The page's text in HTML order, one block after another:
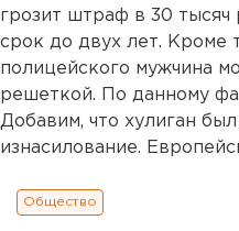
грозит штраф в 30
срок до двух лет. Кроме
полицейского мужчина
решеткой. По данному
Добавим, что хулиган
изнасилование.
Общество